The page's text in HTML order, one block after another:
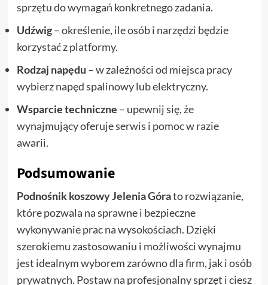
sprzętu do wymagań konkretnego zadania.
Udźwig– określenie, ile osób i narzędzi będzie
korzystać z platformy.
Rodzaj napędu – w zależności od miejsca pracy
wybierz napęd spalinowy lub elektryczny.
Wsparcie techniczne – upewnij się, że
wynajmujący oferuje serwis i pomoc w razie
awarii.
Podsumowanie
Podnośnik koszowy Jelenia Górato rozwiązanie,
które pozwala na sprawne i bezpieczne
wykonywanie prac na wysokościach. Dzięki
szerokiemu zastosowaniu i możliwości wynajmu
jest idealnym wyborem zarówno dla firm, jak i osób
prywatnych. Postaw na profesjonalny sprzęt i ciesz